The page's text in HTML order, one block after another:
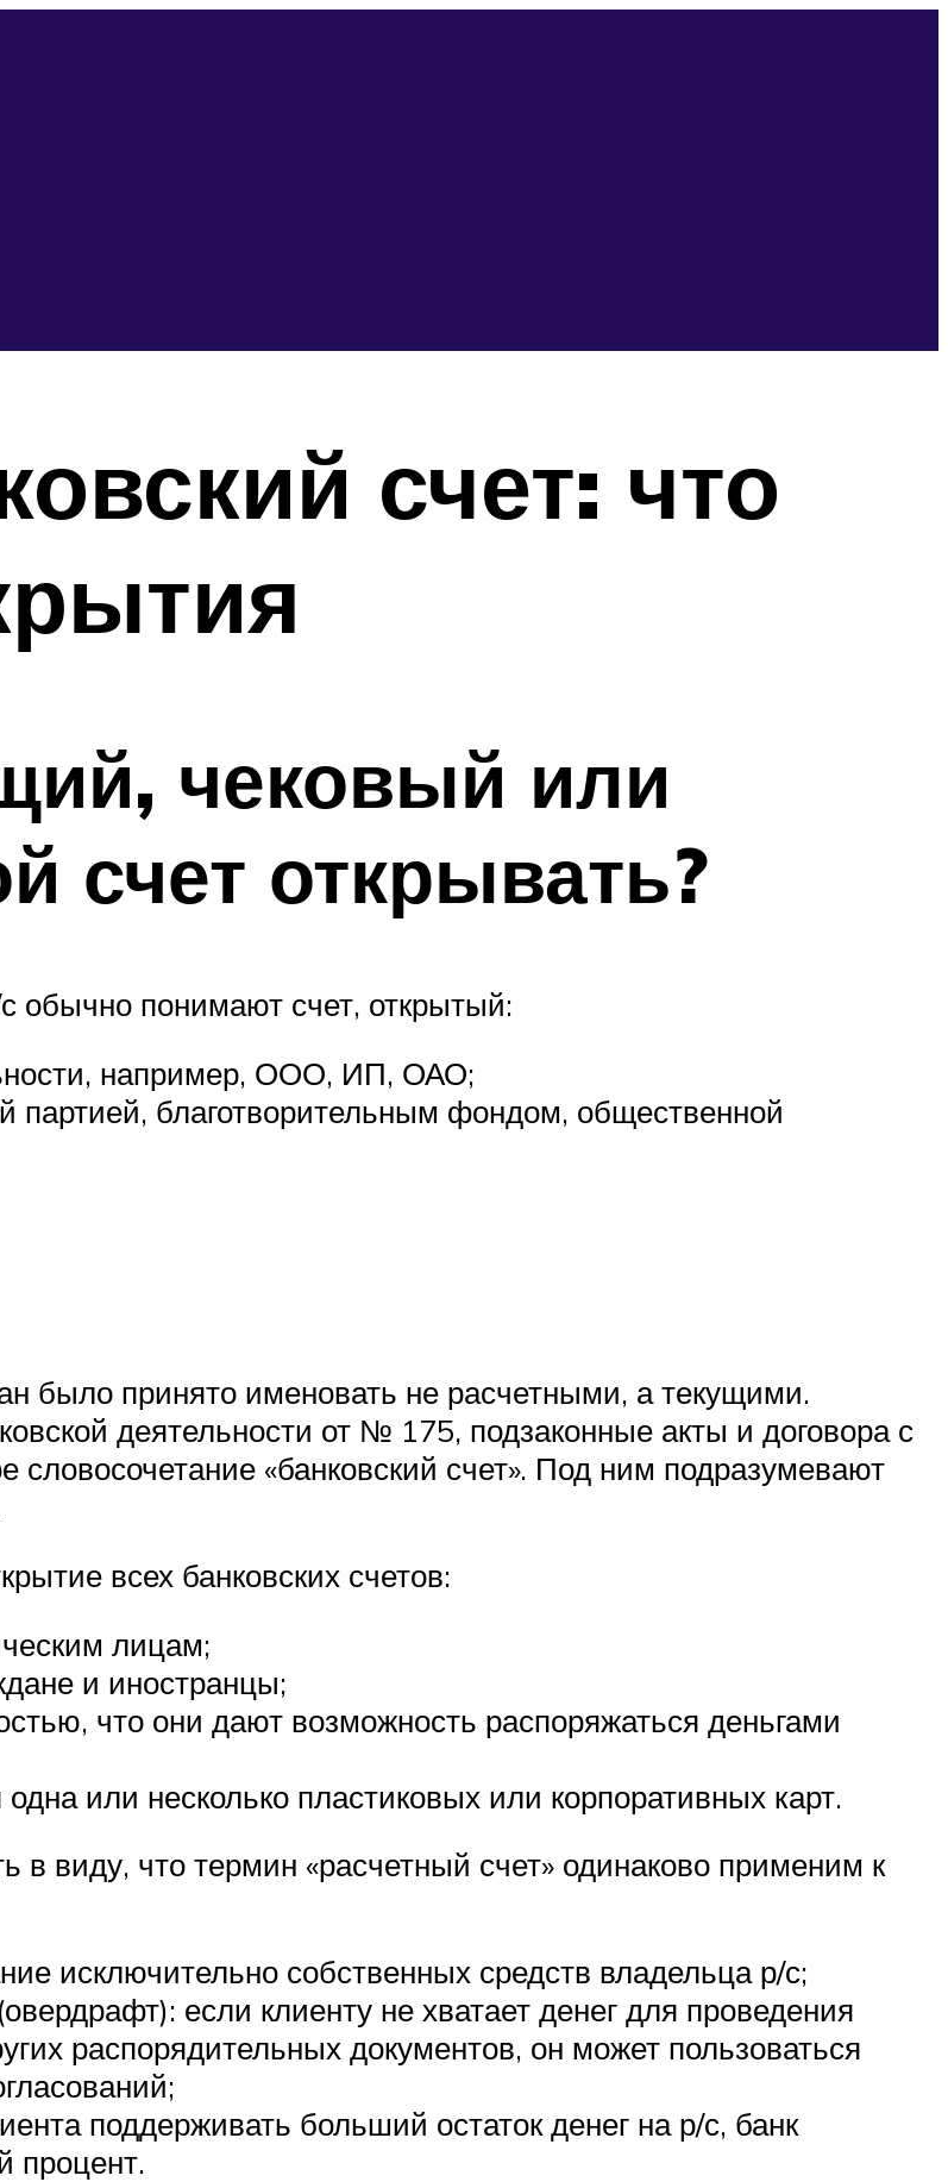
счет: что
чековый или
счет открывать?
обычно понимают счет, открытый:
например, ООО, ИП, ОАО;
партией, благотворительным фондом, общественной
было принято именовать не расчетными, а текущими.
деятельности от № 175, подзаконные акты и договора с
словосочетание «банковский счет». Под ним подразумевают
всех банковских счетов:
лицам;
и иностранцы;
что они дают возможность распоряжаться деньгами
или несколько пластиковых или корпоративных карт.
в виду, что термин «расчетный счет» одинаково применим к
исключительно собственных средств владельца р/с;
если клиенту не хватает денег для проведения
распорядительных документов, он может пользоваться
поддерживать больший остаток денег на р/с, банк
процент.